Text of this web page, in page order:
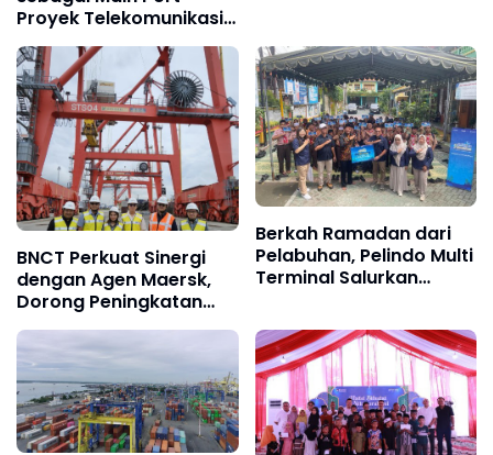
Proyek Telekomunikasi
Sumatra, BNCT Siap
Dukung Arus Logistik
BNCT Perkuat Sinergi
dengan Agen Maersk,
Dorong Peningkatan
Kinerja Layanan di
Belawan
Berkah Ramadan dari
Pelabuhan, Pelindo Multi
Terminal Salurkan